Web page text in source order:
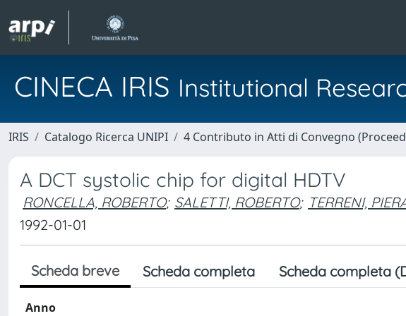
CINECA IRIS Institutional
IRIS Catalogo Ricerca UNIPI 4 Contributo in Atti di Convegno
A DCT systolic chip for digital HDTV
RONCELLA, ROBERTO; SALETTI, ROBERTO; TERRENI,
1992-01-01
Scheda breve Scheda completa Scheda completa
Anno